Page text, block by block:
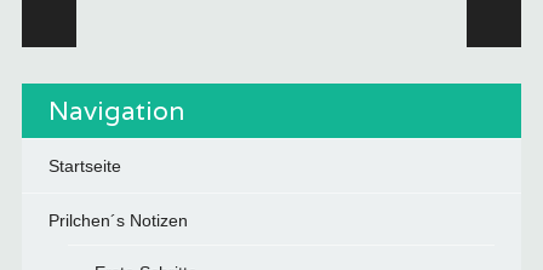
Navigation
Startseite
Prilchen´s Notizen